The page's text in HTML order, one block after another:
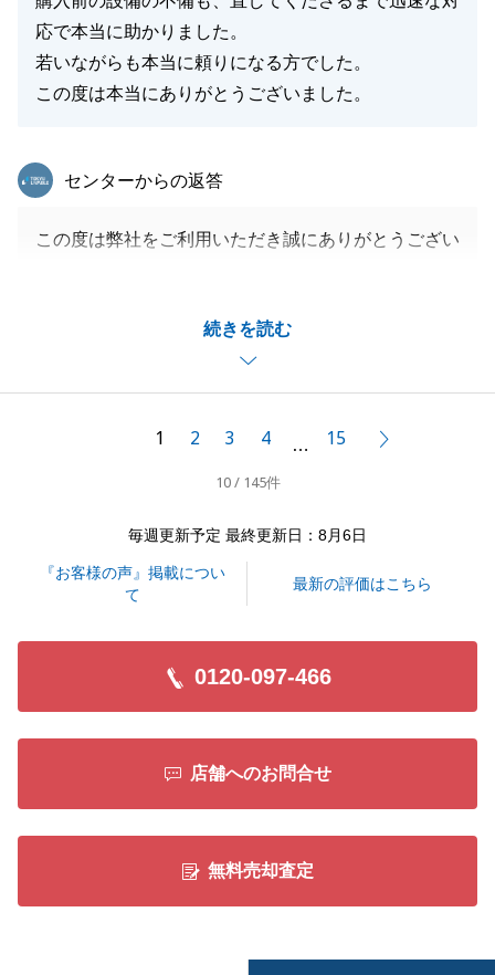
応で本当に助かりました。
若いながらも本当に頼りになる方でした。
この度は本当にありがとうございました。
続きを読む
東急リバブル
センターからの返答
この度は弊社をご利用いただき誠にありがとうござい
ご新居の事で何かありましたらいつでもお気軽にお申
し出くださいませ。
1 2 3 4 … 15
10 / 145件
毎週更新予定 最終更新日：8月6日
『お客様の声』掲載につい
て
最新の評価はこちら
0120-097-466
店舗へのお問合せ
無料売却査定